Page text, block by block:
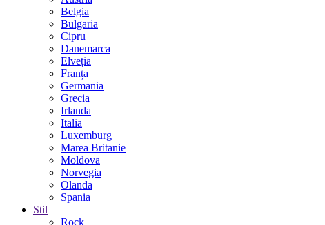
Belgia
Bulgaria
Cipru
Danemarca
Elveția
Franța
Germania
Grecia
Irlanda
Italia
Luxemburg
Marea Britanie
Moldova
Norvegia
Olanda
Spania
Stil
Rock